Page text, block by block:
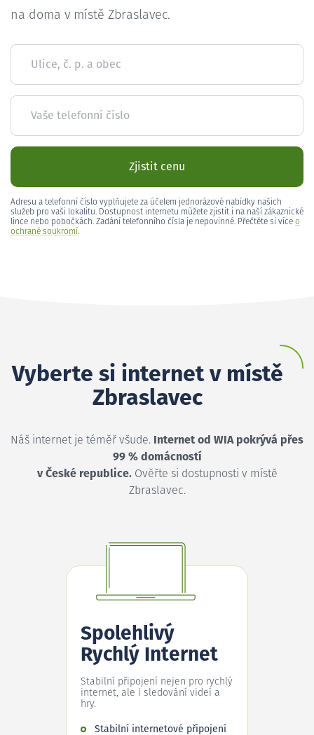
na doma v místě Zbraslavec.
Ulice, č. p. a obec
Vaše telefonní číslo
Zjistit cenu
Adresu a telefonní číslo vyplňujete za účelem jednorázové nabídky našich
služeb pro vaši lokalitu. Dostupnost internetu můžete zjistit i na naší zákaznické
lince nebo pobočkách. Zadání telefonního čísla je nepovinné. Přečtěte si více o
ochraně soukromí.
Vyberte si internet v místě
Zbraslavec
Náš internet je téměř všude. Internet od WIA pokrývá přes
99 % domácností
v České republice.Ověřte si dostupnosti v místě
Zbraslavec.
Spolehlivý
Rychlý Internet
Stabilní připojení nejen pro rychlý
internet, ale i sledování videí a
hry.
Stabilní internetové připojení